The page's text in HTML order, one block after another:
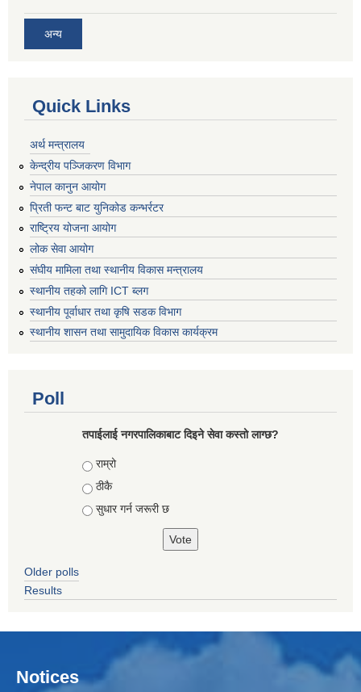
अन्य
Quick Links
अर्थ मन्त्रालय
केन्द्रीय पञ्जिकरण विभाग
नेपाल कानुन आयोग
प्रिती फन्ट बाट युनिकोड कन्भर्रटर
राष्ट्रिय योजना आयोग
लोक सेवा आयोग
संघीय मामिला तथा स्थानीय विकास मन्त्रालय
स्थानीय तहको लागि ICT ब्लग
स्थानीय पूर्वाधार तथा कृषि सडक विभाग
स्थानीय शासन तथा सामुदायिक विकास कार्यक्रम
Poll
तपाईलाई नगरपालिकाबाट दिइने सेवा कस्तो लाग्छ?
Choices
राम्रो
ठीकै
सुधार गर्न जरूरी छ
Older polls
Results
Notices